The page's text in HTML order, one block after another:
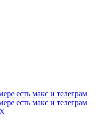
есть макс и телеграм
есть макс и телеграм